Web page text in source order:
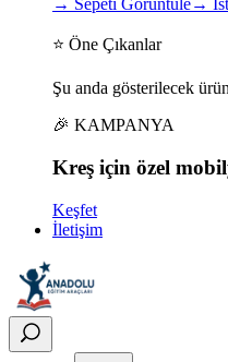
→ Sepeti Görüntüle→
⭐ Öne Çıkanlar
Şu anda gösterilecek
🎉 KAMPANYA
Kreş için özel
Keşfet
İletişim